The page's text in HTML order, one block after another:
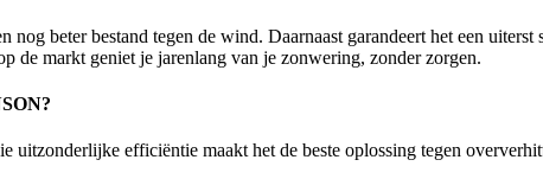
nog beter bestand tegen de wind. Daarnaast garandeert het een
de markt geniet je jarenlang van je zonwering, zonder zorgen.
uitzonderlijke efficiëntie maakt het de beste oplossing tegen